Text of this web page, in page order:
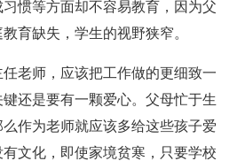
惯等方面却不容易教育，因为父
育缺失，学生的视野狭窄。
老师，应该把工作做的更细致一
还是要有一颗爱心。父母忙于生
作为老师就应该多给这些孩子爱
文化，即使家境贫寒，只要学校